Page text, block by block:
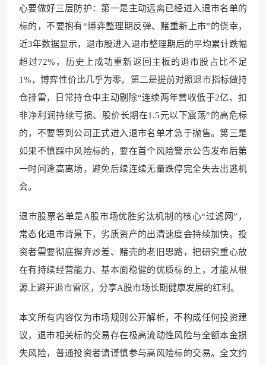
心要做好三层防护：第一是主动远离已经进入退市名单的
标的，不要抱有“博弈整理期反弹、赌重新上市”的侥幸，
近3年数据显示，退市股进入退市整理期后的平均累计跌幅
超过72%，历史上成功重新返回主板的退市股占比不足
1%，博弈性价比几乎为零。第二是提前对照退市指标做持
仓排雷，日常持仓中主动剔除“连续两年营收低于2亿、扣
非净利润持续亏损、股价长期在1.5元以下震荡”的高危标
的，不要等到公司正式进入退市名单才急于抛售。第三是
如果不慎踩中风险标的，要在首个风险警示公告发布后第
一时间逢高离场，避免后续连续无量跌停完全失去出逃机
会。
退市股票名单是A股市场优胜劣汰机制的核心“过滤网”，
常态化退市背景下，劣质资产的出清速度会持续加快。投
资者需要彻底摒弃炒差、赌壳的老旧思路，把研究重心放
在有持续经营能力、基本面稳健的优质标的上，才能从根
源上避开退市雷区，分享A股市场长期健康发展的红利。
本文所有内容仅为市场规则公开解析，不构成任何投资建
议，退市相关标的交易存在极高流动性风险与全额本金损
失风险，普通投资者请谨慎参与高风险标的交易。全文约